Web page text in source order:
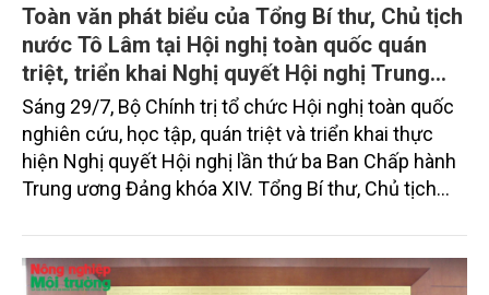
Toàn văn phát biểu của Tổng Bí thư, Chủ tịch
nước Tô Lâm tại Hội nghị toàn quốc quán
triệt, triển khai Nghị quyết Hội nghị Trung
ương 3, khóa XIV
Sáng 29/7, Bộ Chính trị tổ chức Hội nghị toàn quốc
nghiên cứu, học tập, quán triệt và triển khai thực
hiện Nghị quyết Hội nghị lần thứ ba Ban Chấp hành
Trung ương Đảng khóa XIV. Tổng Bí thư, Chủ tịch
trọng. Tạp chí Nông nghiệp và Môi trường trân trọng
giới thiệu toàn văn bài phát biểu của đồng chí Tổng